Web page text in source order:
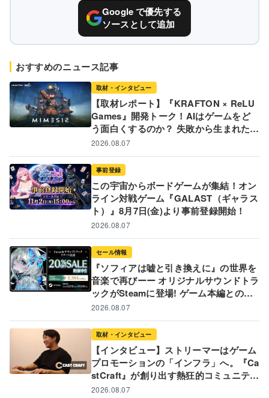
Google で優先する
ソースとして追加
おすすめのニュース記事
取材・インタビュー
【取材レポート】『KRAFTON × ReLU
Games』開発トーク！AIはゲームをど
う面白くするのか？ 失敗から生まれた革
新的な開発ツールと現場のリアル
2026.08.07
事前登録
この宇宙からボードゲームが集結！オン
ライン対戦ゲーム『GALAST（ギャラス
ト）』8月7日(金)より事前登録開始！
2026.08.07
セール情報
『ソフィアは嘘と引き換えに』の世界を
音楽で再びーー オリジナルサウンドトラ
ックがSteamに登場! ゲーム本編とのバ
ンドル販売&20%オフ記念セールも実施
中!
2026.08.07
取材・インタビュー
【インタビュー】ストリーマーはゲーム
プロモーションの「インフラ」へ。『Ca
stCraft』が創り出す熱狂的コミュニティ
と新たなゲームPR戦略
2026.08.07